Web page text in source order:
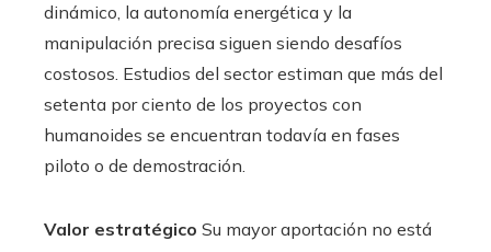
dinámico, la autonomía energética y la
manipulación precisa siguen siendo desafíos
costosos. Estudios del sector estiman que más del
setenta por ciento de los proyectos con
humanoides se encuentran todavía en fases
piloto o de demostración.
Valor estratégico Su mayor aportación no está